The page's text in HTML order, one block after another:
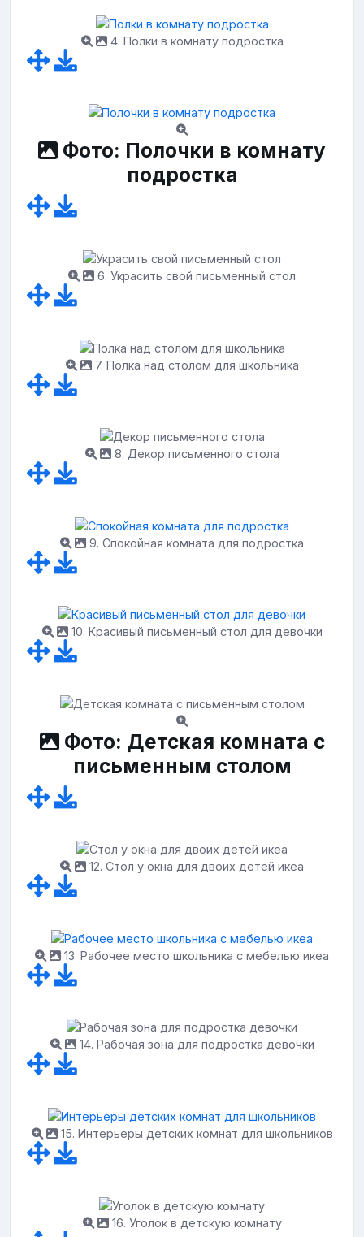
4. Полки в комнату подростка
Фото: Полочки в комнату
подростка
6. Украсить свой письменный стол
7. Полка над столом для школьника
8. Декор письменного стола
9. Спокойная комната для подростка
10. Красивый письменный стол для девочки
Фото: Детская комната с
письменным столом
12. Стол у окна для двоих детей икеа
13. Рабочее место школьника с мебелью икеа
14. Рабочая зона для подростка девочки
15. Интерьеры детских комнат для школьников
16. Уголок в детскую комнату